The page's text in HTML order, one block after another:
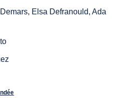
Elsa Defranould, Ada